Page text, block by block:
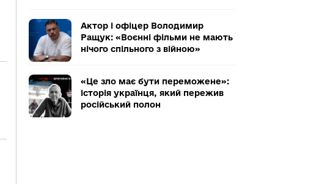
Актор і офіцер Володимир
Ращук: «Воєнні фільми не мають
нічого спільного з війною»
«Це зло має бути переможене»:
історія українця, який пережив
російський полон